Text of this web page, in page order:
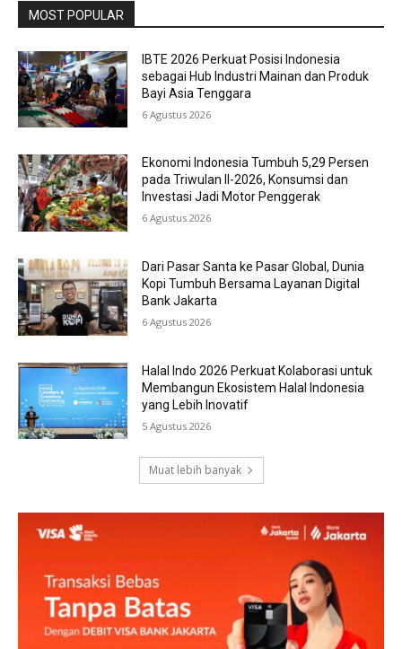
MOST POPULAR
IBTE 2026 Perkuat Posisi Indonesia
sebagai Hub Industri Mainan dan Produk
Bayi Asia Tenggara
6 Agustus 2026
Ekonomi Indonesia Tumbuh 5,29 Persen
pada Triwulan II-2026, Konsumsi dan
Investasi Jadi Motor Penggerak
6 Agustus 2026
Dari Pasar Santa ke Pasar Global, Dunia
Kopi Tumbuh Bersama Layanan Digital
Bank Jakarta
6 Agustus 2026
Halal Indo 2026 Perkuat Kolaborasi untuk
Membangun Ekosistem Halal Indonesia
yang Lebih Inovatif
5 Agustus 2026
Muat lebih banyak